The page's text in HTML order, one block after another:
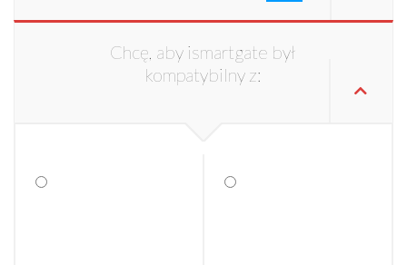
Chcę, aby ismartgate był
kompatybilny z: